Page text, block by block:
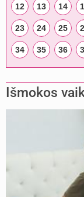
12 13 14
23 24 25
34 35 36
Išmokos